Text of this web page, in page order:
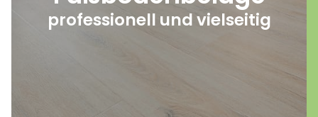
professionell und vielseitig
praktische Funktionalität. Erleben Sie die
nahtlose Eleganz der Spachtelung und die